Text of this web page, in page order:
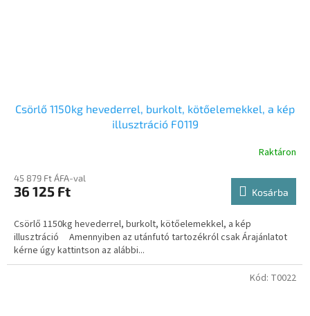
Csörlő 1150kg hevederrel, burkolt, kötőelemekkel, a kép
illusztráció F0119
Raktáron
45 879 Ft ÁFA-val
36 125 Ft Kosárba
Csörlő 1150kg hevederrel, burkolt, kötőelemekkel, a kép
illusztráció Amennyiben az utánfutó tartozékról csak Árajánlatot
kérne úgy kattintson az alábbi...
Kód: T0022